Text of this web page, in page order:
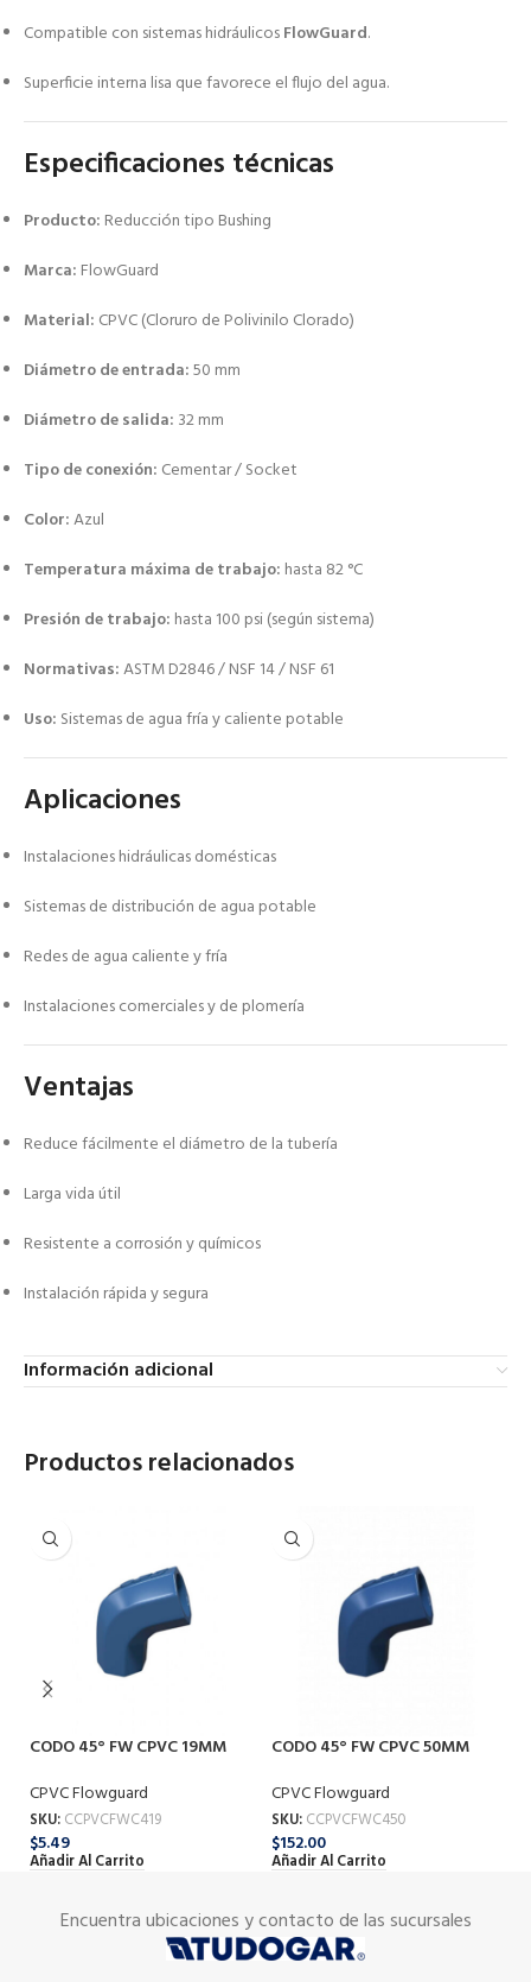
Compatible con sistemas hidráulicosFlowGuard.
Superficie interna lisa que favorece el flujo del agua.
Especificaciones técnicas
Producto: Reducción tipo Bushing
Marca: FlowGuard
Material: CPVC (Cloruro de Polivinilo Clorado)
Diámetro de entrada:50 mm
Diámetro de salida: 32 mm
Tipo de conexión: Cementar / Socket
Color:Azul
Temperatura máxima de trabajo: hasta 82 °C
Presión de trabajo: hasta 100 psi (según sistema)
Normativas:ASTM D2846 / NSF 14 / NSF 61
Uso: Sistemas de agua fría y caliente potable
Aplicaciones
Instalaciones hidráulicas domésticas
Sistemas de distribución de agua potable
Redes de agua caliente y fría
Instalaciones comerciales y de plomería
Ventajas
Reduce fácilmente el diámetro de la tubería
Larga vida útil
Resistente a corrosión y químicos
Instalación rápida y segura
Información adicional
Productos relacionados
CODO 45° FW CPVC 19MM
CPVC Flowguard
SKU: CCPVCFWC419
$5.49
Añadir Al Carrito
CODO 45° FW CPVC 50MM
CPVC Flowguard
SKU: CCPVCFWC450
$152.00
Añadir Al Carrito
Encuentra ubicaciones y contacto de las sucursales